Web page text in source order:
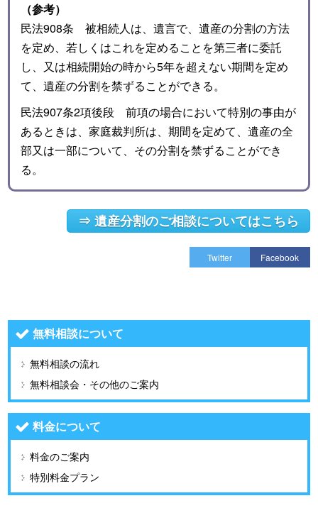
（参考）
民法908条 被相続人は、遺言で、遺産の分割の方法
を定め、若しくはこれを定めることを第三者に委託
し、又は相続開始の時から5年を超えない期間を定め
て、遺産の分割を禁ずることができる。
民法907条2項後段 前項の場合において特別の事由が
あるときは、家庭裁判所は、期間を定めて、遺産の全
部又は一部について、その分割を禁ずることができ
る。
⇒ 遺産分割のご相談についてはこちら
Twitter Facebook
無料相談について
無料相談の流れ
無料相談会・その他のご案内
料金について
料金のご案内
特別料金プラン